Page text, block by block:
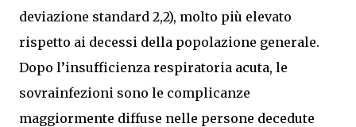
deviazione standard 2,2), molto più elevato
rispetto ai decessi della popolazione generale.
Dopo l’insufficienza respiratoria acuta, le
sovrainfezioni sono le complicanze
maggiormente diffuse nelle persone decedute